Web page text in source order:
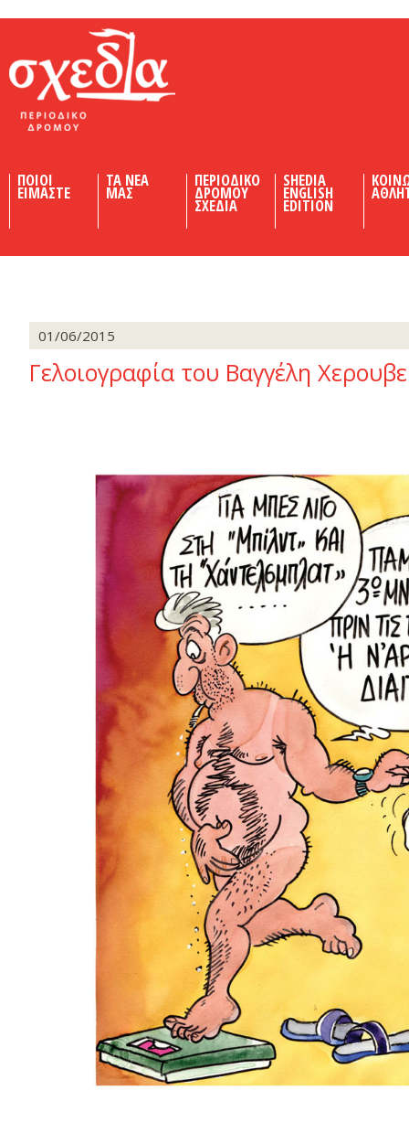
ΠΟΙΟΙ
ΕΙΜΑΣΤΕ
ΤΑ ΝΕΑ
ΜΑΣ
ΠΕΡΙΟΔΙΚΟ
ΔΡΟΜΟΥ
ΣΧΕΔΙΑ
SHEDIA
ENGLISH
EDITION
01/06/2015
Γελοιογραφία του Βαγγέλη